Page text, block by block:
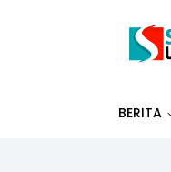
BERITA